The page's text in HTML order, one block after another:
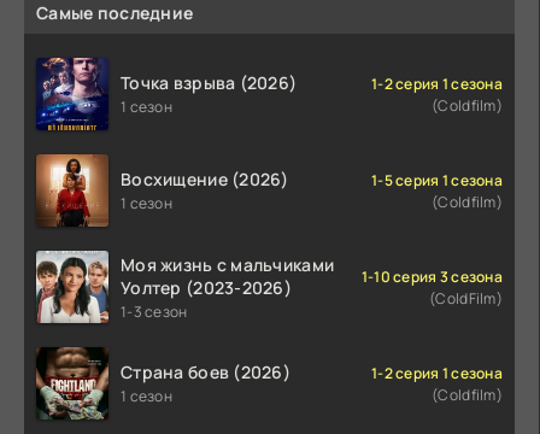
Самые последние
Точка взрыва (2026)
1 сезон
1-2 серия 1 сезона
(Coldfilm)
Восхищение (2026)
1 сезон
1-5 серия 1 сезона
(Coldfilm)
Моя жизнь с мальчиками
Уолтер (2023-2026)
1-3 сезон
1-10 серия 3 сезона
(ColdFilm)
Страна боев (2026)
1 сезон
1-2 серия 1 сезона
(Coldfilm)